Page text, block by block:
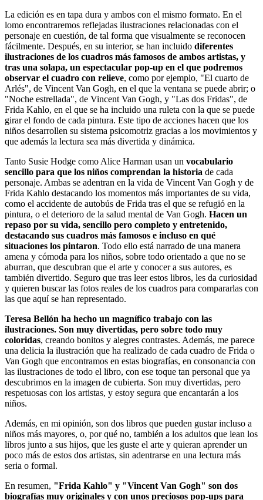
La edición es en tapa dura y ambos con el mismo formato. En el
lomo encontraremos reflejadas ilustraciones relacionadas con el
personaje en cuestión, de tal forma que visualmente se reconocen
fácilmente. Después, en su interior, se han incluido diferentes
ilustraciones de los cuadros más famosos de ambos artistas, y
tras una solapa, un espectacular pop-up en el que podremos
observar el cuadro con relieve, como por ejemplo, "El cuarto de
Arlés", de Vincent Van Gogh, en el que la ventana se puede abrir; o
"Noche estrellada", de Vincent Van Gogh, y "Las dos Fridas", de
Frida Kahlo, en el que se ha incluido una ruleta con la que se puede
girar el fondo de cada pintura. Este tipo de acciones hacen que los
niños desarrollen su sistema psicomotriz gracias a los movimientos y
que además la lectura sea más divertida y dinámica.
Tanto Susie Hodge como Alice Harman usan un vocabulario
sencillo para que los niños comprendan la historia de cada
personaje. Ambas se adentran en la vida de Vincent Van Gogh y de
Frida Kahlo destacando los momentos más importantes de su vida,
como el accidente de autobús de Frida tras el que se refugió en la
pintura, o el deterioro de la salud mental de Van Gogh. Hacen un
repaso por su vida, sencillo pero completo y entretenido,
destacando sus cuadros más famosos e incluso en qué
situaciones los pintaron. Todo ello está narrado de una manera
amena y cómoda para los niños, sobre todo orientado a que no se
aburran, que descubran que el arte y conocer a sus autores, es
también divertido. Seguro que tras leer estos libros, les da curiosidad
y quieren buscar las fotos reales de los cuadros para compararlas con
las que aquí se han representado.
Teresa Bellón ha hecho un magnífico trabajo con las
ilustraciones. Son muy divertidas, pero sobre todo muy
coloridas, creando bonitos y alegres contrastes. Además, me parece
una delicia la ilustración que ha realizado de cada cuadro de Frida o
Van Gogh que encontramos en estas biografías, en consonancia con
las ilustraciones de todo el libro, con ese toque tan personal que ya
descubrimos en la imagen de cubierta. Son muy divertidas, pero
respetuosas con los artistas, y estoy segura que encantarán a los
niños.
Además, en mi opinión, son dos libros que pueden gustar incluso a
niños más mayores, o, por qué no, también a los adultos que lean los
libros junto a sus hijos, que les guste el arte y quieran aprender un
poco más de estos dos artistas, sin adentrarse en una lectura más
seria o formal.
En resumen, "Frida Kahlo" y "Vincent Van Gogh" son dos
biografías muy originales y con unos preciosos pop-ups para